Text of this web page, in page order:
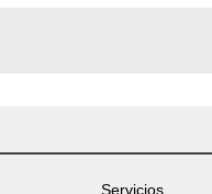
Servicios